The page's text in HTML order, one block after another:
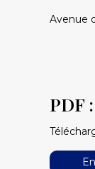
Avenue
PDF :